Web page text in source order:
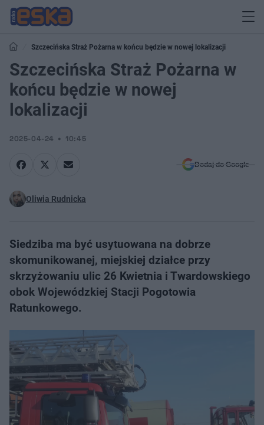
Szczecińska Straż Pożarna w końcu będzie w nowej lokalizacji
Szczecińska Straż Pożarna w
końcu będzie w nowej
lokalizacji
2025-04-24 10:45
Dodaj do Google
Oliwia Rudnicka
Siedziba ma być usytuowana na dobrze
skomunikowanej, miejskiej działce przy
skrzyżowaniu ulic 26 Kwietnia i Twardowskiego
obok Wojewódzkiej Stacji Pogotowia
Ratunkowego.